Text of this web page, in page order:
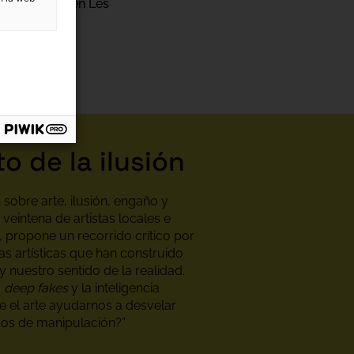
Edición en Les
de la ilusión
sobre arte, ilusión, engaño y
veintena de artistas locales e
propone un recorrido crítico por
artísticas que han construido
nuestro sentido de la realidad.
deep fakesy la inteligencia
el arte ayudarnos a desvelar
de manipulación?”